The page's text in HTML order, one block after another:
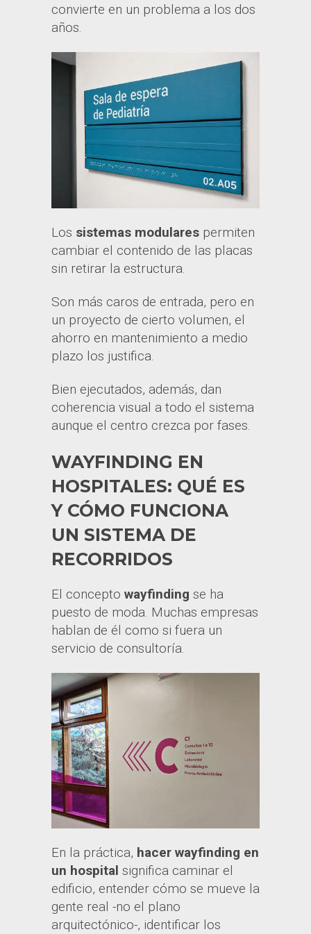
convierte en un problema a los dos
años.
Los sistemas modulares permiten
cambiar el contenido de las placas
sin retirar la estructura.
Son más caros de entrada, pero en
un proyecto de cierto volumen, el
ahorro en mantenimiento a medio
plazo los justifica.
Bien ejecutados, además, dan
coherencia visual a todo el sistema
aunque el centro crezca por fases.
WAYFINDING EN
HOSPITALES: QUÉ ES
Y CÓMO FUNCIONA
UN SISTEMA DE
RECORRIDOS
El concepto wayfinding se ha
puesto de moda. Muchas empresas
hablan de él como si fuera un
servicio de consultoría.
En la práctica, hacer wayfinding en
un hospital significa caminar el
edificio, entender cómo se mueve la
gente real -no el plano
arquitectónico-, identificar los